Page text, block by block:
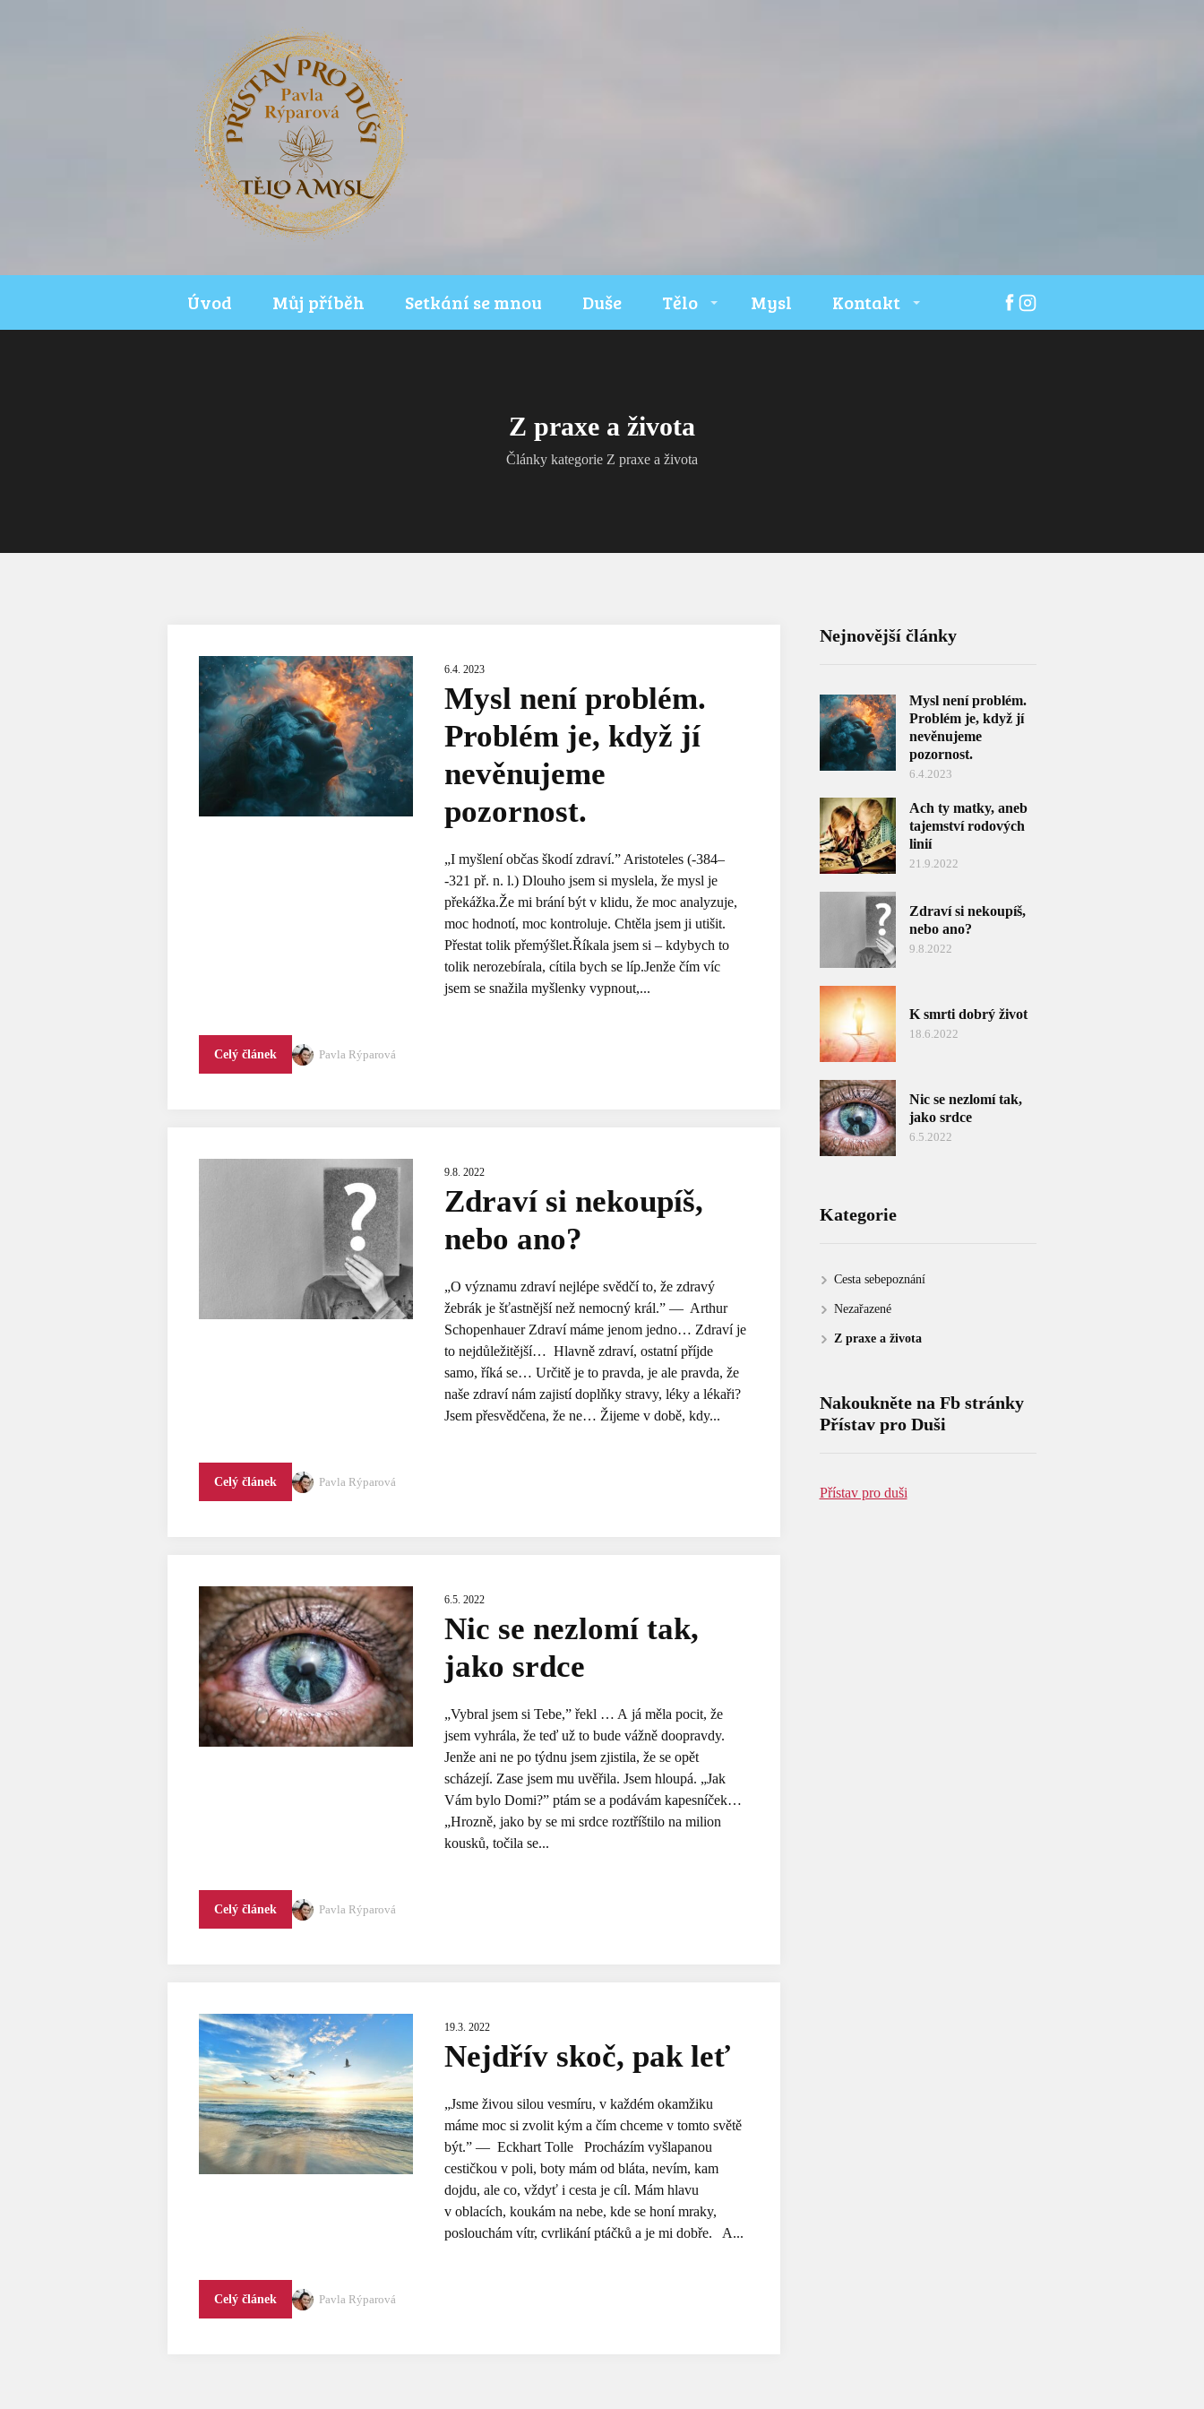
Úvod Můj příběh Setkání se mnou Duše Tělo Mysl Kontakt
Z praxe a života
Články kategorie Z praxe a života
6.4. 2023
Mysl není problém.
Problém je, když jí
nevěnujeme
pozornost.
„I myšlení občas škodí zdraví.” Aristoteles (-384–
-321 př. n. l.) Dlouho jsem si myslela, že mysl je
překážka.Že mi brání být v klidu, že moc analyzuje,
moc hodnotí, moc kontroluje. Chtěla jsem ji utišit.
Přestat tolik přemýšlet.Říkala jsem si – kdybych to
tolik nerozebírala, cítila bych se líp.Jenže čím víc
jsem se snažila myšlenky vypnout,...
Celý článek Pavla Rýparová
9.8. 2022
Zdraví si nekoupíš,
nebo ano?
„O významu zdraví nejlépe svědčí to, že zdravý
žebrák je šťastnější než nemocný král.” — Arthur
Schopenhauer Zdraví máme jenom jedno… Zdraví je
to nejdůležitější… Hlavně zdraví, ostatní příjde
samo, říká se… Určitě je to pravda, je ale pravda, že
naše zdraví nám zajistí doplňky stravy, léky a lékaři?
Jsem přesvědčena, že ne… Žijeme v době, kdy...
Celý článek Pavla Rýparová
6.5. 2022
Nic se nezlomí tak,
jako srdce
„Vybral jsem si Tebe,” řekl … A já měla pocit, že
jsem vyhrála, že teď už to bude vážně doopravdy.
Jenže ani ne po týdnu jsem zjistila, že se opět
scházejí. Zase jsem mu uvěřila. Jsem hloupá. „Jak
Vám bylo Domi?” ptám se a podávám kapesníček…
„Hrozně, jako by se mi srdce roztříštilo na milion
kousků, točila se...
Celý článek Pavla Rýparová
19.3. 2022
Nejdřív skoč, pak leť
„Jsme živou silou vesmíru, v každém okamžiku
máme moc si zvolit kým a čím chceme v tomto světě
být.” — Eckhart Tolle Procházím vyšlapanou
cestičkou v poli, boty mám od bláta, nevím, kam
dojdu, ale co, vždyť i cesta je cíl. Mám hlavu
v oblacích, koukám na nebe, kde se honí mraky,
poslouchám vítr, cvrlikání ptáčků a je mi dobře. A...
Celý článek Pavla Rýparová
Nejnovější články
Mysl není problém.
Problém je, když jí
nevěnujeme
pozornost.
6.4.2023
Ach ty matky, aneb
tajemství rodových
linií
21.9.2022
Zdraví si nekoupíš,
nebo ano?
9.8.2022
K smrti dobrý život
18.6.2022
Nic se nezlomí tak,
jako srdce
6.5.2022
Kategorie
Cesta sebepoznání
Nezařazené
Z praxe a života
Nakoukněte na Fb stránky
Přístav pro Duši
Přístav pro duši